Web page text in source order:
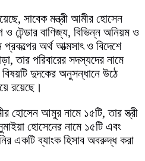
সাবেক মন্ত্রী আমীর হোসেন
টেন্ডার বাণিজ্য, বিভিন্ন অনিয়ম ও
অর্থ আত্মসাৎ ও বিদেশে
তার পরিবারের সদস্যদের নামে
দুদকের অনুসন্ধানে উঠে
রয়েছে।
আমুর নামে ১৫টি, তার স্ত্রী
হোসেনের নামে ১৫টি এবং
একটি ব্যাংক হিসাব অবরুদ্ধ করা